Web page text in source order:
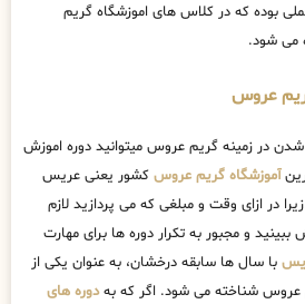
بوده که در کلاس های اموزشگاه گریم
می شود.
عروس
در زمینه گریم عروس میتوانید دوره اموزش
آموزشگاه گریم عروس کشور یعنی عریس
در ازای وقت و مبلغی که می پردازید لازم
و مجبور به تکرار دوره ها برای مهارت
با سال ها سابقه درخشان، به عنوان یکی از
عروس شناخته می شود. اگر که بهدوره های